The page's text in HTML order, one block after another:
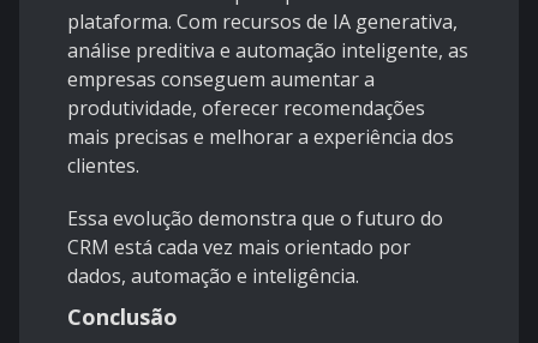
plataforma. Com recursos de IA generativa,
análise preditiva e automação inteligente, as
empresas conseguem aumentar a
produtividade, oferecer recomendações
mais precisas e melhorar a experiência dos
clientes.
Essa evolução demonstra que o futuro do
CRM está cada vez mais orientado por
dados, automação e inteligência.
Conclusão